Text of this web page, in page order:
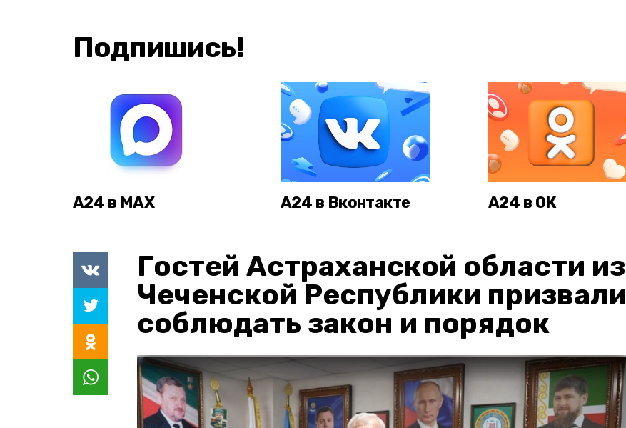
Подпишись!
А24 в MAX А24 в Вконтакте А24 в ОК
Гостей Астраханской области из
Чеченской Республики призвали
соблюдать закон и порядок